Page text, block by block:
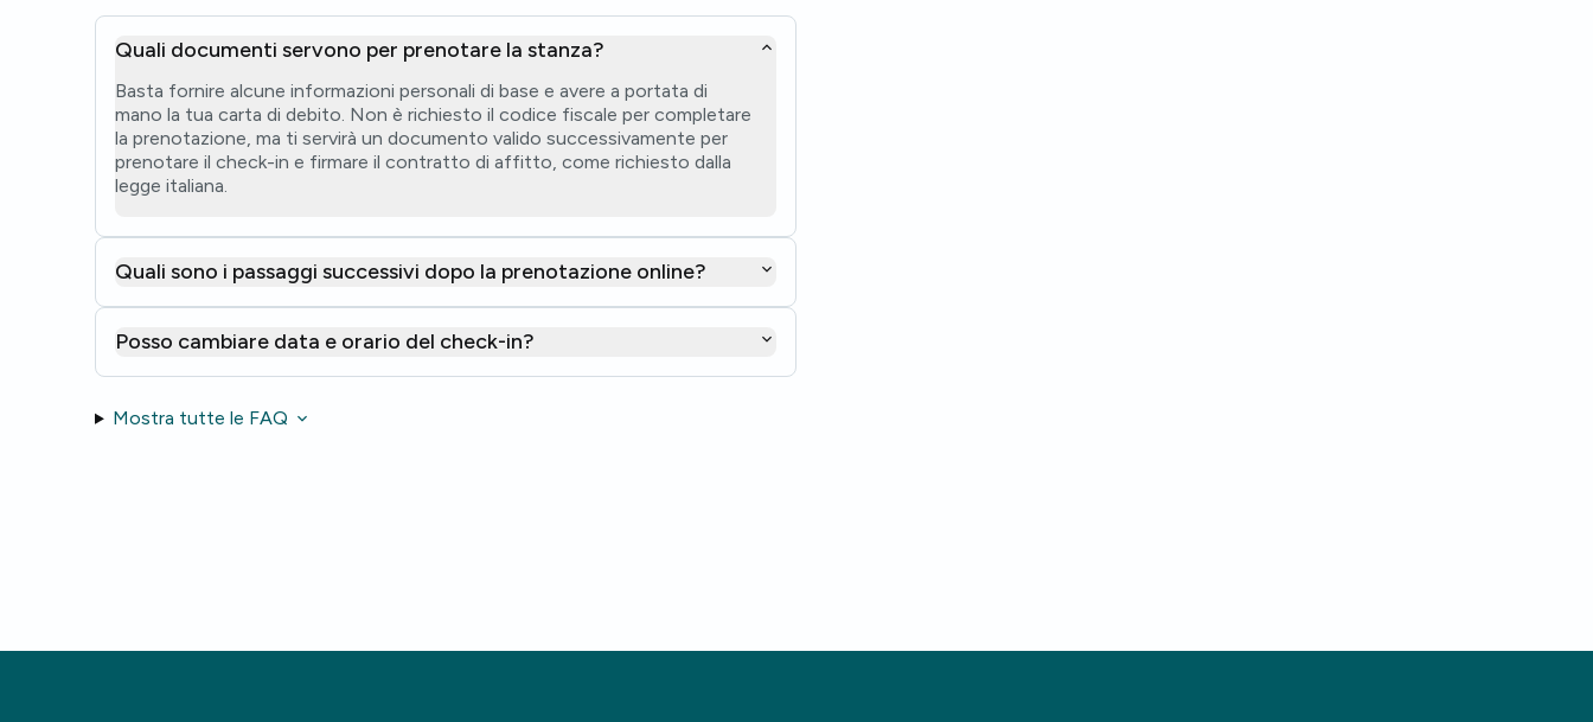
Quali documenti servono per prenotare la stanza?
Basta fornire alcune informazioni personali di base e avere a portata di
mano la tua carta di debito. Non è richiesto il codice fiscale per completare
la prenotazione, ma ti servirà un documento valido successivamente per
prenotare il check-in e firmare il contratto di affitto, come richiesto dalla
legge italiana.
Quali sono i passaggi successivi dopo la prenotazione online?
Posso cambiare data e orario del check-in?
Mostra tutte le FAQ